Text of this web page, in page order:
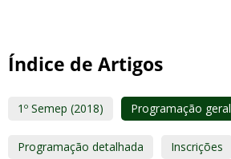
Índice de Artigos
1º Semep (2018) Programação geral
Programação detalhada Inscrições